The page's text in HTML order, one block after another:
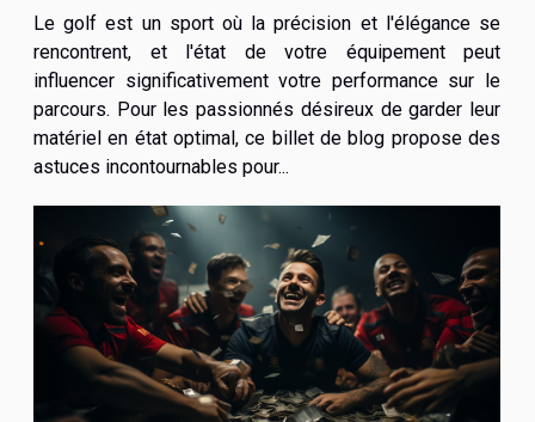
Le golf est un sport où la précision et l'élégance se
rencontrent, et l'état de votre équipement peut
influencer significativement votre performance sur le
parcours. Pour les passionnés désireux de garder leur
matériel en état optimal, ce billet de blog propose des
astuces incontournables pour...